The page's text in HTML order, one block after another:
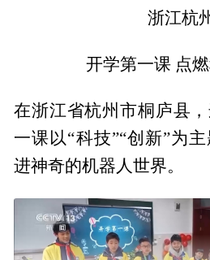
浙江杭
开学第一课 点
在浙江省杭州市桐庐县
一课以“科技”“创新”为
进神奇的机器人世界。